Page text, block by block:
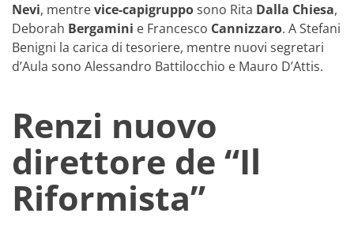
Nevi, mentrevice-capigrupposono Rita Dalla Chiesa,
Deborah Bergamini e Francesco Cannizzaro. A Stefani
Benigni la carica di tesoriere, mentre nuovi segretari
d’Aula sono Alessandro Battilocchio e Mauro D’Attis.
Renzi nuovo
direttore de “Il
Riformista”